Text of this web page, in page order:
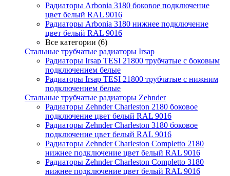
Радиаторы Arbonia 3180 боковое подключение
цвет белый RAL 9016
Радиаторы Arbonia 3180 нижнее подключение
цвет белый RAL 9016
Все категории (6)
Стальные трубчатые радиаторы Irsap
Радиаторы Irsap TESI 21800 трубчатые с боковым
подключением белые
Радиаторы Irsap TESI 21800 трубчатые с нижним
подключением белые
Стальные трубчатые радиаторы Zehnder
Радиаторы Zehnder Charleston 2180 боковое
подключение цвет белый RAL 9016
Радиаторы Zehnder Charleston 3180 боковое
подключение цвет белый RAL 9016
Радиаторы Zehnder Charleston Completto 2180
нижнее подключение цвет белый RAL 9016
Радиаторы Zehnder Charleston Completto 3180
нижнее подключение цвет белый RAL 9016